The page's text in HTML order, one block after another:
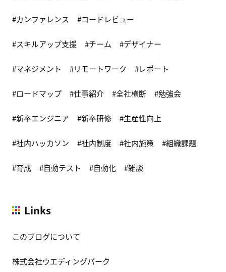
カンファレンス コードレビュー
スキルアップ支援 チーム デザイナー
マネジメント リモートワーク レポート
ロードマップ 仕事紹介 全社横断 勉強会
新卒エンジニア 新卒研修 生産性向上
社内ハッカソン 社内制度 社内施策 組織課題
育成 自動テスト 自動化 雑談
Links
このブログについて
株式会社ウエディングパーク